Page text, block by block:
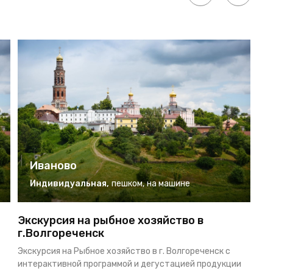
Иваново
Индивидуальная, пешком, на машине
Экскурсия на рыбное хозяйство в
г.Волгореченск
Экскурсия на Рыбное хозяйство в г. Волгореченск с
интерактивной программой и дегустацией продукции